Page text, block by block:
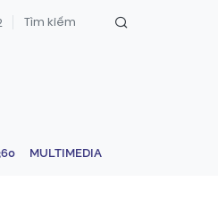
MULTIMEDIA